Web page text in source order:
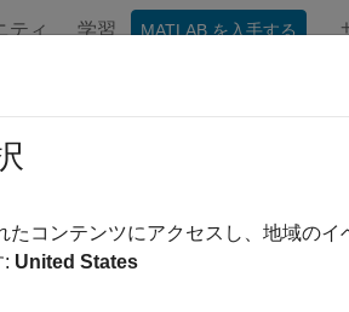
ティ 学習 MATLAB を入手する
の四元数のべき乗
たコンテンツにアクセスし、地域の
: United States